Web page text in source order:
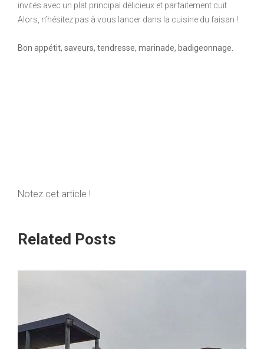
invités avec un plat principal délicieux et parfaitement cuit.
Alors, n’hésitez pas à vous lancer dans la cuisine du faisan !
Bon appétit, saveurs, tendresse, marinade, badigeonnage.
Notez cet article !
Related Posts